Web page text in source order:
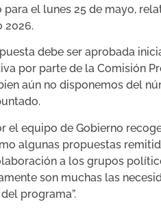
el lunes 25 de mayo,
2026.
debe ser aprobada
por parte de la Comisión
aún no disponemos del
el equipo de Gobierno
algunas propuestas
a los grupos
son muchas las
programa”.